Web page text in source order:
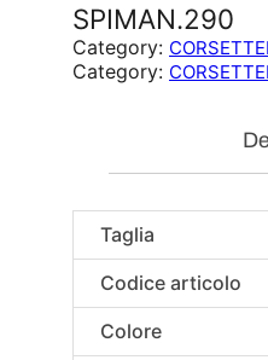
SPIMAN.290
Category:
Category:
Taglia
Codice articolo
Colore